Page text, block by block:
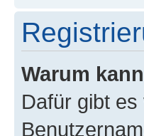
Warum
Dafür gibt